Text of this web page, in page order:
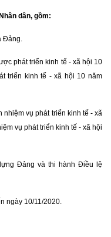
dân, gồm:
Đảng.
phát triển kinh tế - xã hội 10
triển kinh tế - xã hội 10 năm
vụ phát triển kinh tế - xã
vụ phát triển kinh tế - xã hội
Đảng và thi hành Điều lệ
ngày 10/11/2020.